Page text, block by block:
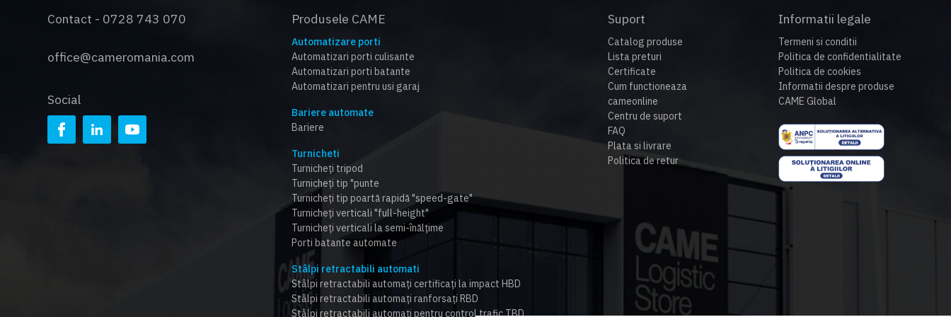
Contact - 0728 743 070
office@cameromania.com
Social
Produsele CAME
Automatizare porti
Automatizari porti culisante
Automatizari porti batante
Automatizari pentru usi garaj
Bariere automate
Bariere
Turnicheti
Turnicheți tripod
Turnicheți tip "punte
Turnicheți tip poartă rapidă "speed-gate"
Turnicheți verticali "full-height"
Turnicheți verticali la semi-înălțime
Porti batante automate
Stâlpi retractabili automati
Stâlpi retractabili automați certificați la impact HBD
Stâlpi retractabili automați ranforsați RBD
Stâlpi retractabili automați pentru control trafic TBD
Suport
Catalog produse
Lista preturi
Certificate
Cum functioneaza
cameonline
Centru de suport
FAQ
Plata si livrare
Politica de retur
Informatii legale
Termeni si conditii
Politica de confidentialitate
Politica de cookies
Informatii despre produse
CAME Global